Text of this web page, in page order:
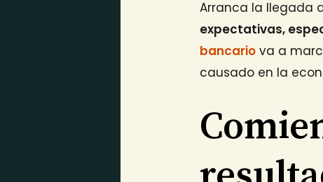
Arranca la llegada
expectativas,
bancario va a
causado en la